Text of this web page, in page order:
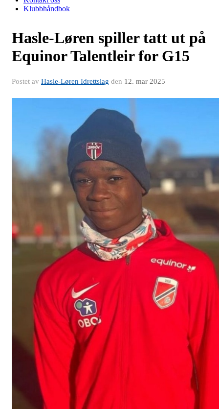
Klubbhåndbok
Hasle-Løren spiller tatt ut på
Equinor Talentleir for G15
Postet av Hasle-Løren Idrettslag den 12. mar 2025